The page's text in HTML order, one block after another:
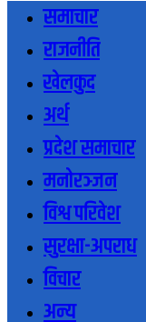
समाचार
राजनीति
खेलकुद
अर्थ
प्रदेश समाचार
मनोरञ्जन
विश्व परिवेश
सुरक्षा-अपराध
विचार
अन्य